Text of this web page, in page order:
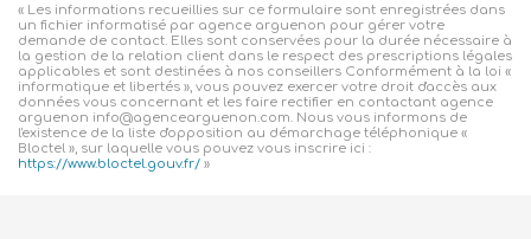
« Les informations recueillies sur ce formulaire sont enregistrées dans
un fichier informatisé par agence arguenon pour gérer votre
demande de contact. Elles sont conservées pour la durée nécessaire à
la gestion de la relation client dans le respect des prescriptions légales
applicables et sont destinées à nos conseillers Conformément à la loi «
informatique et libertés », vous pouvez exercer votre droit d'accès aux
données vous concernant et les faire rectifier en contactant agence
arguenon info@agencearguenon.com. Nous vous informons de
l'existence de la liste d'opposition au démarchage téléphonique «
Bloctel », sur laquelle vous pouvez vous inscrire ici :
https://www.bloctel.gouv.fr/ »